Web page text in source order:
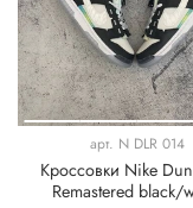
арт. N DLR 014
Кроссовки Nike
Remastered black/